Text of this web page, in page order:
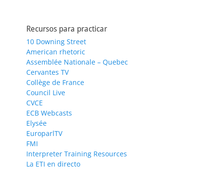
Recursos para practicar
10 Downing Street
American rhetoric
Assemblée Nationale – Quebec
Cervantes TV
Collège de France
Council Live
CVCE
ECB Webcasts
Elysée
EuroparlTV
FMI
Interpreter Training Resources
La ETI en directo